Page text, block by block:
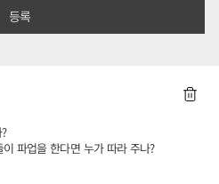
파업을 한다면 누가 따라 주나?